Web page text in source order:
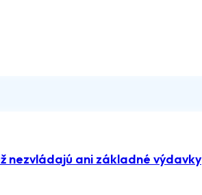
nezvládajú ani základné výdavky